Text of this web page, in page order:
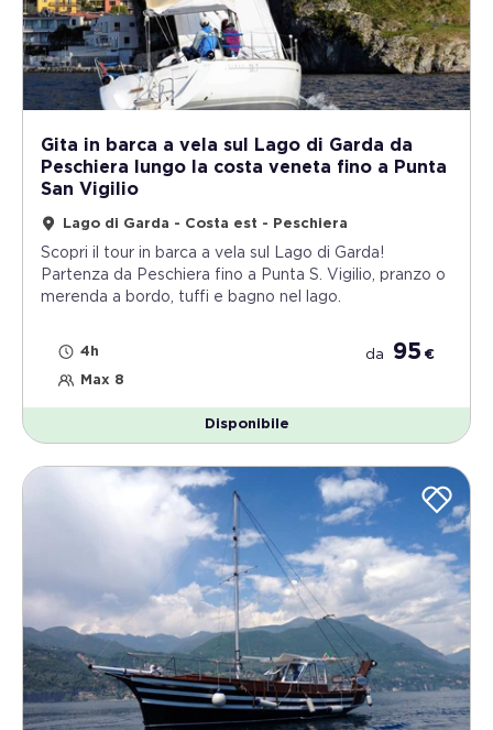
Gita in barca a vela sul Lago di Garda da
Peschiera lungo la costa veneta fino a Punta
San Vigilio
Lago di Garda - Costa est - Peschiera
Scopri il tour in barca a vela sul Lago di Garda!
Partenza da Peschiera fino a Punta S. Vigilio, pranzo o
merenda a bordo, tuffi e bagno nel lago.
4h
Max 8
da 95 €
Disponibile